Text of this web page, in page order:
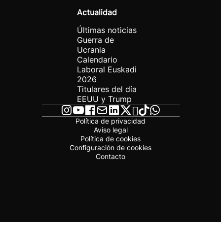
Actualidad
Últimas noticias
Guerra de
Ucrania
Calendario
Laboral Euskadi
2026
Titulares del día
EEUU y Trump
Política de privacidad
Aviso legal
Política de cookies
Configuración de cookies
Contacto